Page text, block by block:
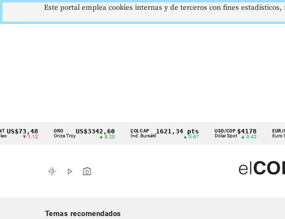
Cintillo
indicadores
económicos
▼ 1.12
ORO
Onza Troy
US$3342,60 COLCAP
Índ. Bursátil
1621,34 pts USD/COP
Dólar Spot
$4178
▲ 0.42
EUR/COP
Euro Spot
graphic_eq play_arrow photo_camera
Temas recomendados
Este portal emplea cookies internas y de terceros con fines